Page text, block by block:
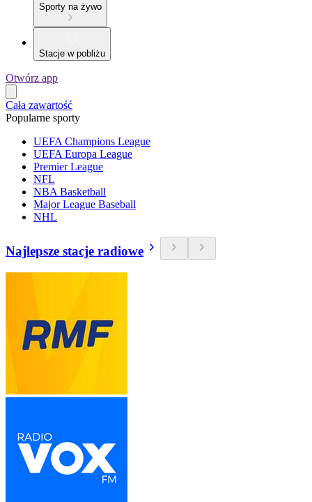
Sporty na żywo
Stacje w pobliżu
Otwórz app
Cała zawartość
Popularne sporty
UEFA Champions League
UEFA Europa League
Premier League
NFL
NBA Basketball
Major League Baseball
NHL
Najlepsze stacje radiowe